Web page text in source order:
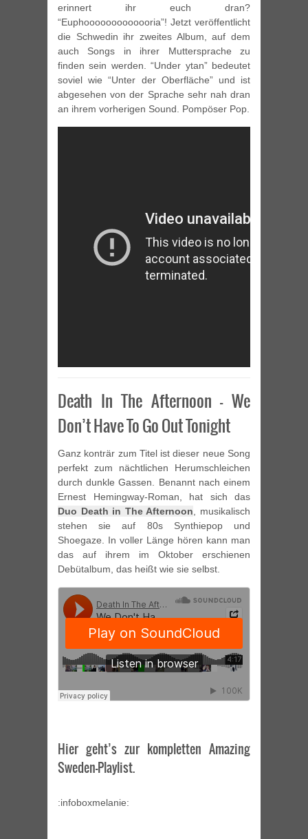
erinnert ihr euch dran?
“Euphooooooooooooria”! Jetzt veröffentlicht
die Schwedin ihr zweites Album, auf dem
auch Songs in ihrer Muttersprache zu
finden sein werden. “Under ytan” bedeutet
soviel wie “Unter der Oberfläche” und ist
abgesehen von der Sprache sehr nah dran
an ihrem vorherigen Sound. Pompöser Pop.
Death In The Afternoon – We
Don’t Have To Go Out Tonight
Ganz konträr zum Titel ist dieser neue Song
perfekt zum nächtlichen Herumschleichen
durch dunkle Gassen. Benannt nach einem
Ernest Hemingway-Roman, hat sich das
Duo Death in The Afternoon, musikalisch
stehen sie auf 80s Synthiepop und
Shoegaze. In voller Länge hören kann man
das auf ihrem im Oktober erschienen
Debütalbum, das heißt wie sie selbst.
Hier geht’s zur kompletten Amazing
Sweden-Playlist.
:infoboxmelanie: